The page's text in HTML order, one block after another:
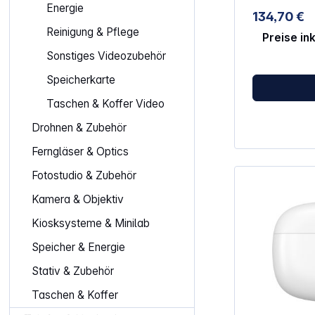
Energie
Reinigung & Pflege
Sonstiges Videozubehör
Speicherkarte
Taschen & Koffer Video
Drohnen & Zubehör
Ferngläser & Optics
Fotostudio & Zubehör
Kamera & Objektiv
Kiosksysteme & Minilab
Speicher & Energie
Stativ & Zubehör
Taschen & Koffer
55mm,
77mm Dimmbar, leistungsstark und
innovativ
dabei die
gerade bei
Kamera nur
Adaption an
sorgen
einfach
können. Für
liegt dem
innovatives
134,70 €
Preise